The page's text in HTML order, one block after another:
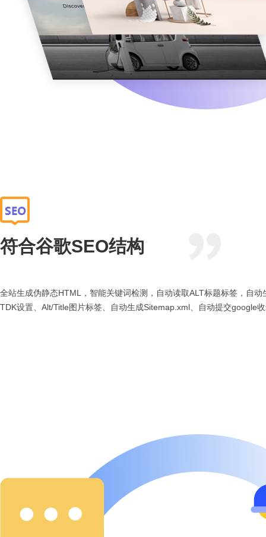
符合谷歌SEO结构
全站生成伪静态HTML，智能关键词检测，自动读取ALT标题标签，自
TDK设置、Alt/Title图片标签、自动生成Sitemap.xml、自动提交google